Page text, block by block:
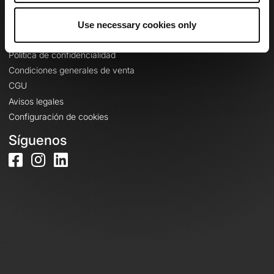
Use necessary cookies only
Política de confidencialidad
Condiciones generales de venta
CGU
Avisos legales
Configuración de cookies
Síguenos